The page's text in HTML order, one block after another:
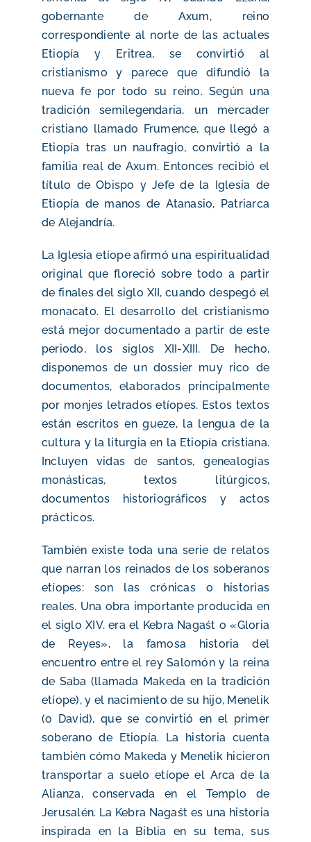
gobernante de Axum, reino
correspondiente al norte de las actuales
Etiopía y Eritrea, se convirtió al
cristianismo y parece que difundió la
nueva fe por todo su reino. Según una
tradición semilegendaria, un mercader
cristiano llamado Frumence, que llegó a
Etiopía tras un naufragio, convirtió a la
familia real de Axum. Entonces recibió el
título de Obispo y Jefe de la Iglesia de
Etiopía de manos de Atanasio, Patriarca
de Alejandría.
La Iglesia etíope afirmó una espiritualidad
original que floreció sobre todo a partir
de finales del siglo XII, cuando despegó el
monacato. El desarrollo del cristianismo
está mejor documentado a partir de este
periodo, los siglos XII-XIII. De hecho,
disponemos de un dossier muy rico de
documentos, elaborados principalmente
por monjes letrados etíopes. Estos textos
están escritos en gueze, la lengua de la
cultura y la liturgia en la Etiopía cristiana.
Incluyen vidas de santos, genealogías
monásticas, textos litúrgicos,
documentos historiográficos y actos
prácticos.
También existe toda una serie de relatos
que narran los reinados de los soberanos
etíopes: son las crónicas o historias
reales. Una obra importante producida en
el siglo XIV. era el Kebra Nagaśt o «Gloria
de Reyes», la famosa historia del
encuentro entre el rey Salomón y la reina
de Saba (llamada Makeda en la tradición
etíope), y el nacimiento de su hijo, Menelik
(o David), que se convirtió en el primer
soberano de Etiopía. La historia cuenta
también cómo Makeda y Menelik hicieron
transportar a suelo etíope el Arca de la
Alianza, conservada en el Templo de
Jerusalén. La Kebra Nagaśt es una historia
inspirada en la Biblia en su tema, sus